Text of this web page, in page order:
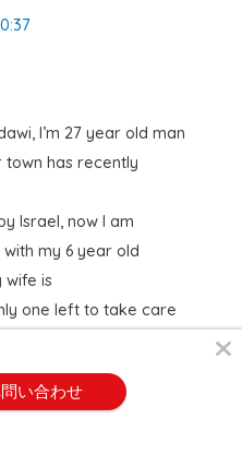
I’m 27 year old man
town has recently
Israel, now I am
my 6 year old
wife is
one left to take care
with a congenital heart
い合わせ